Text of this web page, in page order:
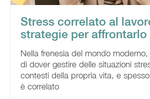
Stress correlato al
strategie per affrontarlo
Nella frenesia del mondo
di dover gestire delle situazioni
contesti della propria vita, e
è correlato